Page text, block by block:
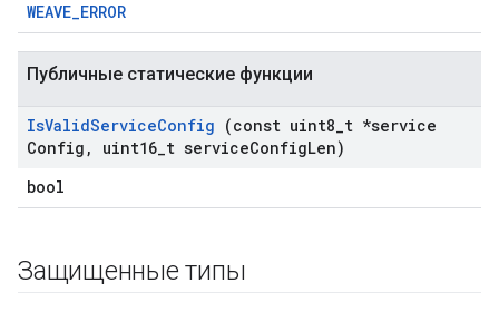
WEAVE_ERROR
Публичные статические функции
IsValidServiceConfig (const uint8 t *service
Config , uint16 t serviceConfigLen)
bool
Защищенные типы